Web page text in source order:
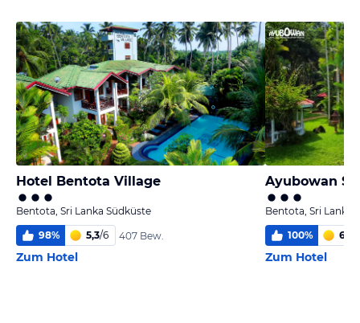
Hotel Bentota Village
Bentota, Sri Lanka Südküste
98% 5,3/6 407 Bew.
Zum Hotel
Bentota, Sri Lanka
100% 6,0
Zum Hotel